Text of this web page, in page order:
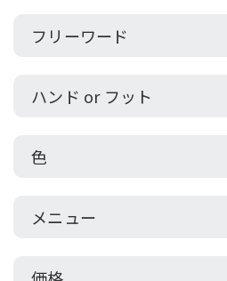
フリーワード
ハンド or フット
色
メニュー